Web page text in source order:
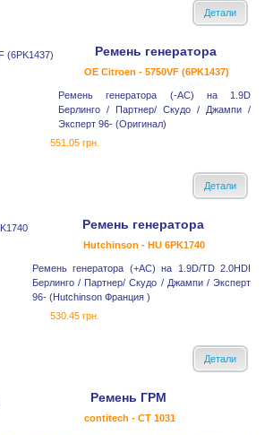
Детали
Ремень генератора
OE Citroen - 5750VF (6PK1437)
Ремень генератора (-AC) на 1.9D
Берлинго / Партнер/ Скудо / Джампи /
Эксперт 96- (Оригинал)
551.05 грн.
Детали
Ремень генератора
Hutchinson - HU 6PK1740
Ремень генератора (+AC) на 1.9D/TD 2.0HDI
Берлинго / Партнер/ Скудо / Джампи / Эксперт
96- (Hutchinson Франция )
530.45 грн.
Детали
Ремень ГРМ
contitech - CT 1031